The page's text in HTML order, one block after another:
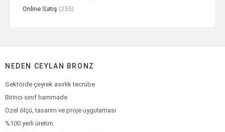
Online Satış (255)
NEDEN CEYLAN BRONZ
Sektörde çeyrek asırlık tecrübe
Birinci sınıf hammade
Özel ölçü, tasarım ve proje uygulaması
%100 yerli üretim